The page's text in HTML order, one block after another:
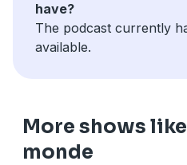
have?
The podcast currently
available.
More shows
monde